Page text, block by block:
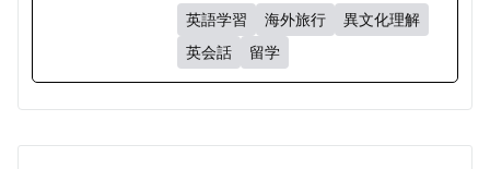
英語学習 海外旅行
異文化理解
英会話
留学